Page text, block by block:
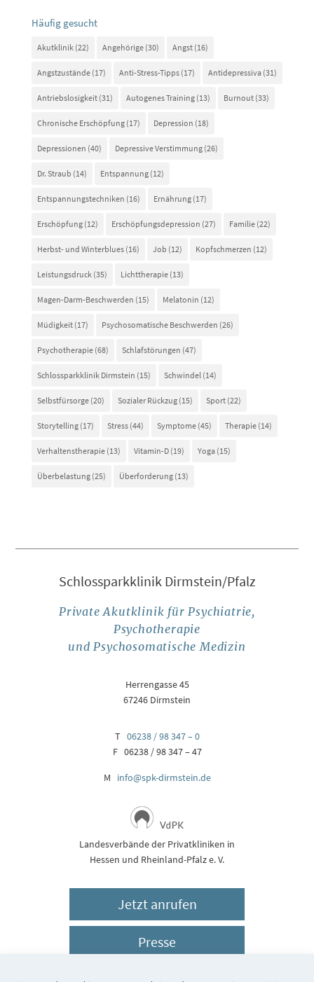
Häufig gesucht
Akutklinik(22) Angehörige(30) Angst(16)
Angstzustände(17) Anti-Stress-Tipps(17) Antidepressiva(31)
Antriebslosigkeit(31) Autogenes Training(13) Burnout(33)
Chronische Erschöpfung(17) Depression (18)
Depressionen (40) Depressive Verstimmung(26)
Dr. Straub (14) Entspannung(12)
Entspannungstechniken (16) Ernährung(17)
Erschöpfung(12) Erschöpfungsdepression (27) Familie(22)
Herbst- und Winterblues(16) Job (12) Kopfschmerzen (12)
Leistungsdruck(35) Lichttherapie(13)
Magen-Darm-Beschwerden (15) Melatonin (12)
Müdigkeit(17) Psychosomatische Beschwerden (26)
Psychotherapie(68) Schlafstörungen (47)
Schlossparkklinik Dirmstein (15) Schwindel(14)
Selbstfürsorge(20) Sozialer Rückzug(15) Sport(22)
Storytelling(17) Stress(44) Symptome(45) Therapie(14)
Verhaltenstherapie(13) Vitamin-D(19) Yoga(15)
Überbelastung(25) Überforderung(13)
Schlossparkklinik Dirmstein/Pfalz
Private Akutklinik für Psychiatrie,
Psychotherapie
und Psychosomatische Medizin
Herrengasse 45
67246 Dirmstein
T 06238 / 98 347 – 0
F 06238 / 98 347 – 47
M info@spk-dirmstein.de
Landesverbände der Privatkliniken in
Hessen und Rheinland-Pfalz e. V.
Jetzt anrufen
Presse